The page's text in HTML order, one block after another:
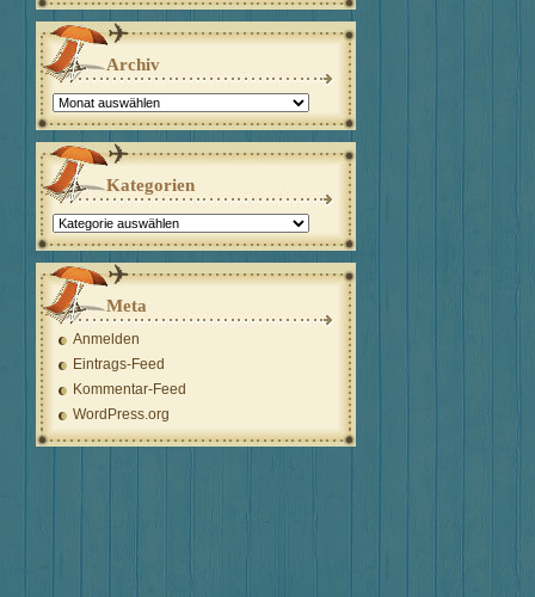
Archiv
Archiv
Kategorien
Kategorien
Meta
Anmelden
Eintrags-Feed
Kommentar-Feed
WordPress.org